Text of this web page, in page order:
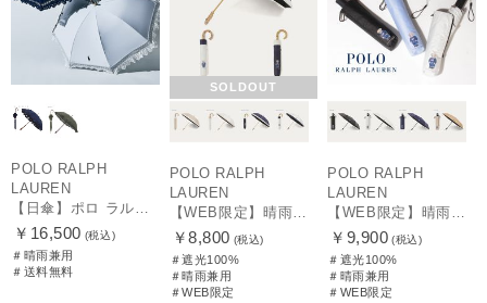
POLO RALPH
LAUREN
【日傘】ポロ ラルフ ローレン(POLO RALPH LAUREN)エンブフリル 長傘 【公式ムーンバット】 遮光 遮熱 UV 晴雨兼用
￥16,500 (税込)
＃晴雨兼用
＃送料無料
SOLDOUT
POLO RALPH
LAUREN
【WEB限定】晴雨兼用折りたたみ日傘 ポロ ラルフ ローレン（POLO RALPH LAUREN）ポロ ベア ポニー
￥8,800 (税込)
＃遮光100%
＃晴雨兼用
＃WEB限定
POLO RALPH
LAUREN
【WEB限定】晴雨兼用自動開閉日傘 ポロ ラルフ ローレン（POLO RALPH LAUREN）ベア 遮光100 UV100 ワンタッチ開閉
￥9,900 (税込)
＃遮光100%
＃晴雨兼用
＃WEB限定